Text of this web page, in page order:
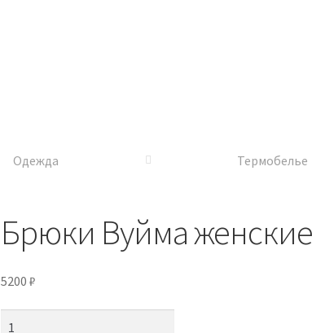
Одежда Термобелье
Брюки Вуйма
5200 ₽